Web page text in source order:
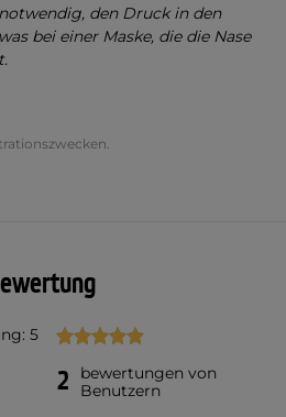
den Druck in den
bei einer Maske, die die Nase
5
2
bewertungen von
Benutzern